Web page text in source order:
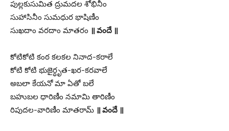
పుల్లకుసుమిత ద్రుమదల శోభినీం
సుహాసినీం సుమధుర భాషిణీం
సుఖదాం వరదాం మాతరం ॥ వందే ॥
కోటికోటి కంఠ కలకల నినాద-కరాలే
కోటి కోటి భుజైర్ధృత-ఖర-కరవాలే
అబలా కేయనో మా ఏతో బలే
బహుబల ధారిణీం నమామి తారిణీం
రిపుదల-వారిణీం మాతరామ్ ॥ వందే ॥